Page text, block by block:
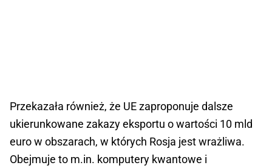
Przekazała również, że UE zaproponuje dalsze
ukierunkowane zakazy eksportu o wartości 10 mld
euro w obszarach, w których Rosja jest wrażliwa.
Obejmuje to m.in. komputery kwantowe i